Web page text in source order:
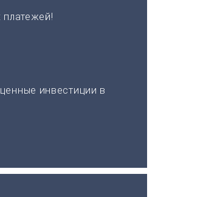
платежей!
инвестиции в